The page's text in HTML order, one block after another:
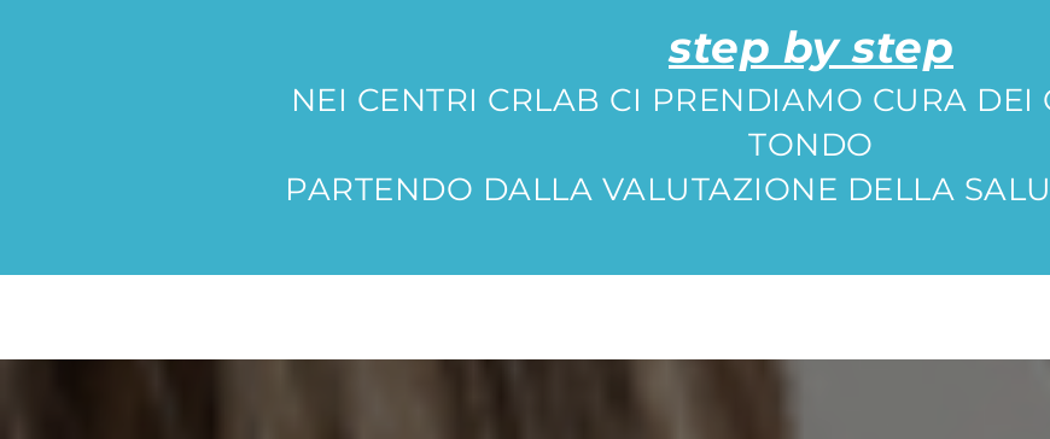
step by step
NEI CENTRI CRLAB CI PRENDIAMO CURA DEI
TONDO
PARTENDO DALLA VALUTAZIONE DELLA